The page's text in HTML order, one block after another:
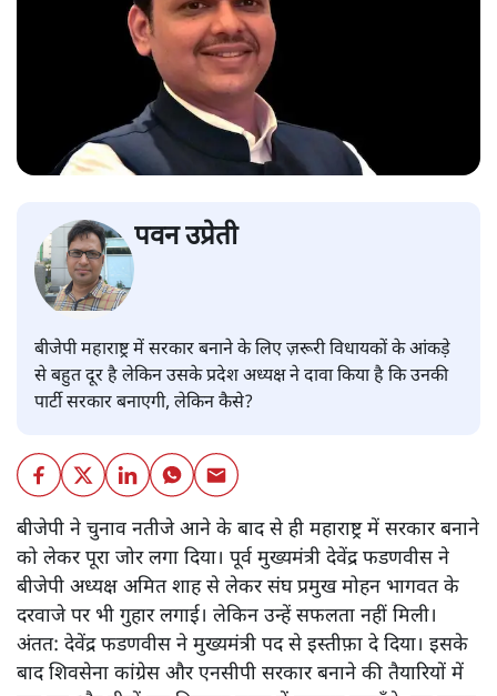
पवन उप्रेती
बीजेपी महाराष्ट्र में सरकार बनाने के लिए ज़रूरी विधायकों के आंकड़े
से बहुत दूर है लेकिन उसके प्रदेश अध्यक्ष ने दावा किया है कि उनकी
पार्टी सरकार बनाएगी, लेकिन कैसे?
बीजेपी ने चुनाव नतीजे आने के बाद से ही महाराष्ट्र में सरकार बनाने
को लेकर पूरा जोर लगा दिया। पूर्व मुख्यमंत्री देवेंद्र फडणवीस ने
बीजेपी अध्यक्ष अमित शाह से लेकर संघ प्रमुख मोहन भागवत के
दरवाजे पर भी गुहार लगाई। लेकिन उन्हें सफलता नहीं मिली।
अंतत: देवेंद्र फडणवीस ने मुख्यमंत्री पद से इस्तीफ़ा दे दिया। इसके
बाद शिवसेना कांग्रेस और एनसीपी सरकार बनाने की तैयारियों में